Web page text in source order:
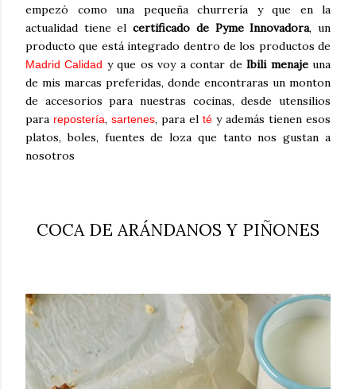
empezó como una pequeña churrería y que en la
actualidad tiene elcertificado de Pyme Innovadora, un
producto que está integrado dentro de los productos de
Madrid Calidad y que os voy a contar deIbili menajeuna
de mis marcas preferidas, donde encontraras un monton
de accesorios para nuestras cocinas, desde utensilios
para repostería, sartenes, para el té y además tienen esos
platos, boles, fuentes de loza que tanto nos gustan a
nosotros
COCA DE ARÁNDANOS Y PIÑONES